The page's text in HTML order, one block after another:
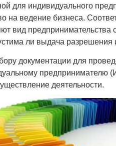
для индивидуального
на ведение бизнеса.
вид предпринимательства
ли выдача разрешения
документации для
предпринимателю
деятельности.